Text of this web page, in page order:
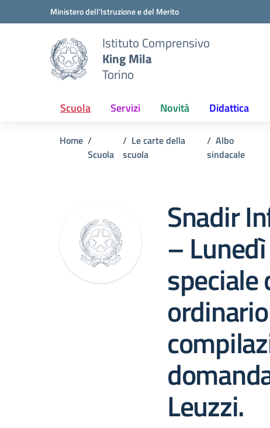
Vai ai contenuti
Vai al menu di navigazioneMinistero dell'Istruzione e del Merito
Istituto Comprensivo
King Mila
Torino
Scuola Servizi Novità Didattica
Home
Scuola
Le carte della
scuola
Albo
sindacale
Snadir
–
speciale
Leuzzi.